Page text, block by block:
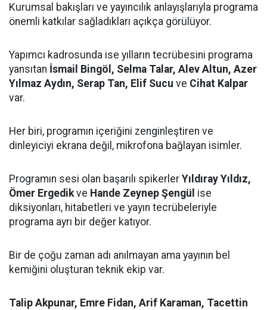
Kurumsal bakışları ve yayıncılık anlayışlarıyla programa
önemli katkılar sağladıkları açıkça görülüyor.
Yapımcı kadrosunda ise yılların tecrübesini programa
yansıtan İsmail Bingöl, Selma Talar, Alev Altun, Azer
Yılmaz Aydın, Serap Tan, Elif Sucu ve Cihat Kalpar
var.
Her biri, programın içeriğini zenginleştiren ve
dinleyiciyi ekrana değil, mikrofona bağlayan isimler.
Programın sesi olan başarılı spikerler Yıldıray Yıldız,
Ömer Ergedik ve Hande Zeynep Şengül ise
diksiyonları, hitabetleri ve yayın tecrübeleriyle
programa ayrı bir değer katıyor.
Bir de çoğu zaman adı anılmayan ama yayının bel
kemiğini oluşturan teknik ekip var.
Talip Akpunar, Emre Fidan, Arif Karaman, Tacettin